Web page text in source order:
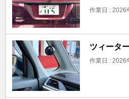
作業日 : 2026
ツィータ
作業日 : 2026